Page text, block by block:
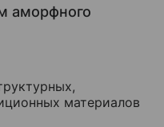
аморфного
материалов